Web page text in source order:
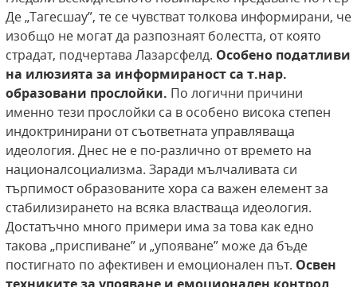
Де „Тагесшау”, те се чувстват толкова информирани, че
изобщо не могат да разпознаят болестта, от която
страдат, подчертава Лазарсфелд. Особено податливи
на илюзията за информираност са т.нар.
образовани прослойки. По логични причини
именно тези прослойки са в особено висока степен
индоктринирани от съответната управляваща
идеология. Днес не е по-различно от времето на
националсоциализма. Заради мълчаливата си
търпимост образованите хора са важен елемент за
стабилизирането на всяка властваща идеология.
Достатъчно много примери има за това как едно
такова „приспиване” и „упояване” може да бъде
постигнато по афективен и емоционален път. Освен